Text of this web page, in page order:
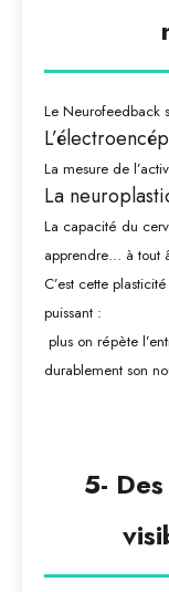
Le Neurofeedback
La mesure de
La
La capacité du
apprendre… à tout
C’est cette
puissant :
plus on répète
durablement son
5-